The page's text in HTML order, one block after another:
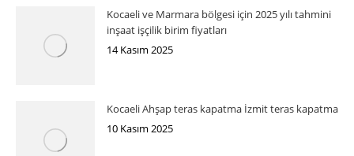
Kocaeli ve Marmara bölgesi için 2025 yılı tahmini
inşaat işçilik birim fiyatları
14 Kasım 2025
Kocaeli Ahşap teras kapatma İzmit teras kapatma
10 Kasım 2025